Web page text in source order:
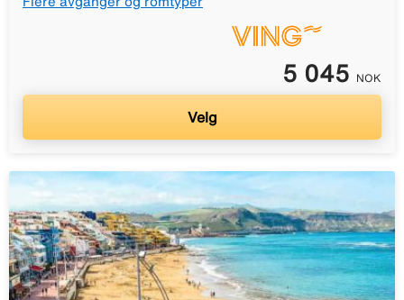
5 045 NOK
Velg